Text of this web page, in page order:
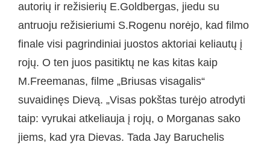
autorių ir režisierių E.Goldbergas, jiedu su
antruoju režisieriumi S.Rogenu norėjo, kad filmo
finale visi pagrindiniai juostos aktoriai keliautų į
rojų. O ten juos pasitiktų ne kas kitas kaip
M.Freemanas, filme „Briusas visagalis“
suvaidinęs Dievą. „Visas pokštas turėjo atrodyti
taip: vyrukai atkeliauja į rojų, o Morganas sako
jiems, kad yra Dievas. Tada Jay Baruchelis